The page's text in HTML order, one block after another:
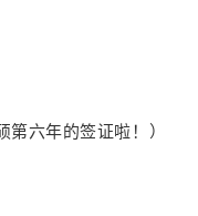
第六年的签证啦！ ）